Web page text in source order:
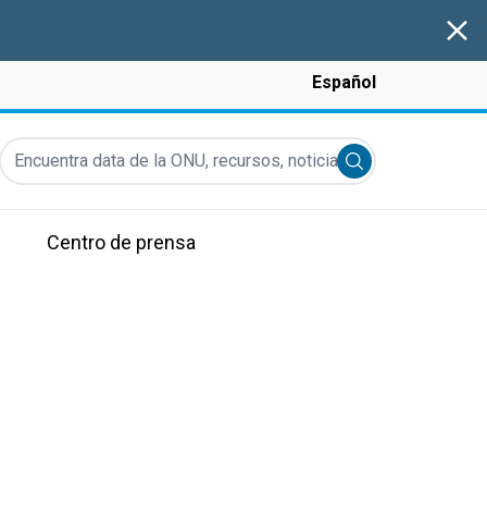
Español
data de la ONU, recursos, noticias y más...
Submit search
Centro de prensa